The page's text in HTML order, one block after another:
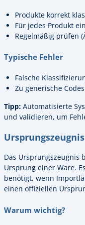
Produkte korrekt
Für jedes Produkt
Regelmäßig prüfen
Typische Fehler
Falsche
Zu generische
Tipp: Automatisierte
und validieren, um
Das Ursprungszeugnis
Ursprung einer Ware.
benötigt, wenn
einen offiziellen
Warum wichtig?